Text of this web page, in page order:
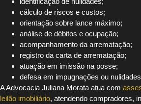
cálculo de riscos e custos;
orientação sobre lance máximo;
análise de débitos e ocupação;
acompanhamento da arrematação;
registro da carta de arrematação;
atuação em imissão na posse;
defesa em impugnações ou
A Advocacia Juliana Morata atua com
leilão imobiliário, atendendo compradores,